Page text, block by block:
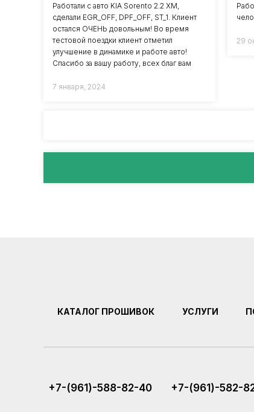
Работали с авто KIA Sorento 2.2 XM,
сделали EGR_OFF, DPF_OFF, ST_1. Клиент
остался ОЧЕНЬ довольным! Во время
тестовой поездки клиент отметил
улучшение в динамике и работе авто!
Спасибо за вашу работу, всех благ вам
7 января, 2024
29
КАТАЛОГ ПРОШИВОК УСЛУГИ
+7-(961)-588-82-40 +7-(961)-582-